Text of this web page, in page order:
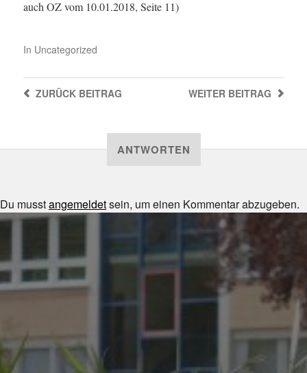
auch OZ vom 10.01.2018, Seite 11)
In Uncategorized
WEITER BEITRAG
ZURÜCKBEITRAG
ANTWORTEN
Du musstangemeldetsein, um einen Kommentar abzugeben.